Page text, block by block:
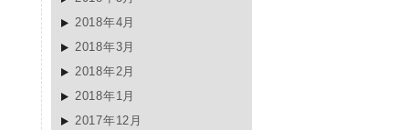
2018年4月
2018年3月
2018年2月
2018年1月
2017年12月